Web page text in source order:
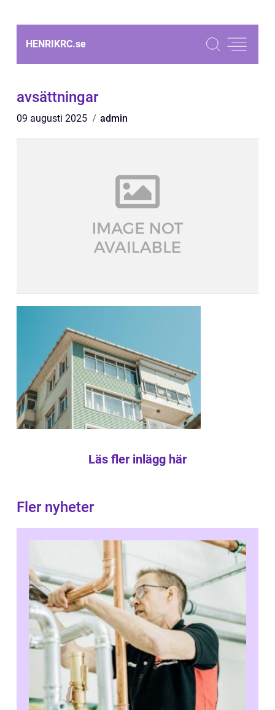
HENRIKRC.se
avsättningar
09 augusti 2025 admin
Läs fler inlägg här
Fler nyheter